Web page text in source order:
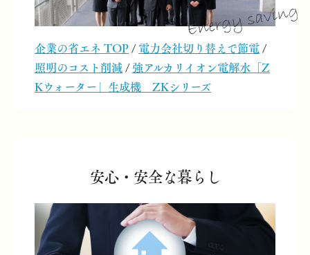
企業の省エネ TOP/電力会社切り替えで節電/
照明のコスト削減/強アルカリイオン電解水「Z
Kウォーター」生成機 ZKシリーズ
安心・安全な暮らし